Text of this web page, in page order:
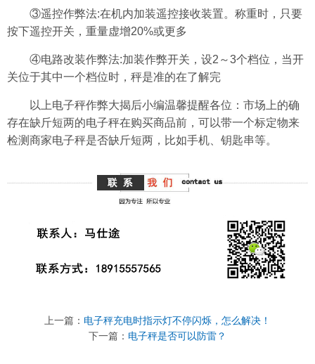
③遥控作弊法:在机内加装遥控接收装置。称重时，只要
按下遥控开关，重量虚增20%或更多
④电路改装作弊法:加装作弊开关，设2～3个档位，当开
关位于其中一个档位时，秤是准的在了解完
以上电子秤作弊大揭后小编温馨提醒各位：市场上的确
存在缺斤短两的电子秤在购买商品前，可以带一个标定物来
检测商家电子秤是否缺斤短两，比如手机、钥匙串等。
上一篇： 电子秤充电时指示灯不停闪烁，怎么解决！
下一篇： 电子秤是否可以防雷？